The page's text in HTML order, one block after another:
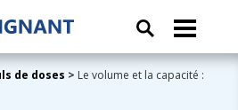
de doses > Le volume et la capacité :